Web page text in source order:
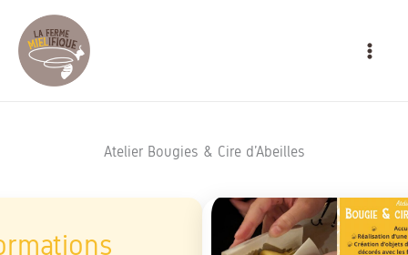
contenu
Atelier Bougies & Cire d’Abeilles